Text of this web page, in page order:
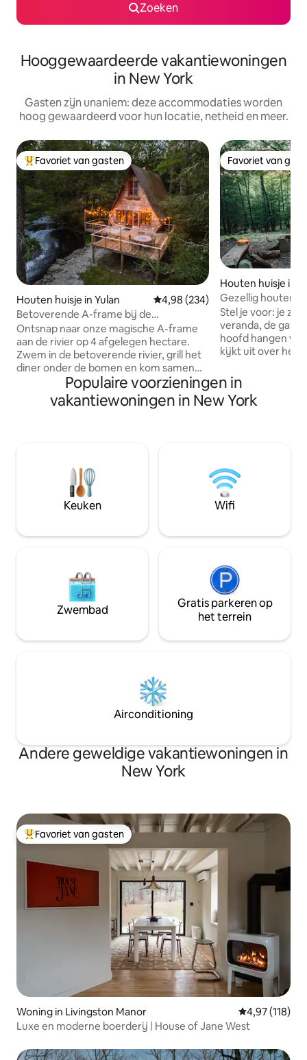
Zoeken
Hooggewaardeerde vakantiewoningen
in New York
Gasten zijn unaniem: deze accommodaties worden
hoog gewaardeerd voor hun locatie, netheid en meer.
Topfavoriet van gasten
Favoriet van gasten
Houten huisje in Yulan Gemiddelde beoordeling van
4,98 (234)
Betoverende A-frame bij de
rivier|Vuurplaats|Magisch bos
Ontsnap naar onze magische A-frame
aan de rivier op 4 afgelegen hectare.
Zwem in de betoverende rivier, grill het
diner onder de bomen en kom samen
rond de vuurplaats onder fonkelende
lichtslingers en een hemel bezaaid met
eindeloze sterren. Bekijk herten,
zoek is naar een rustig toevluchtsoord.
Op enkele minuten van schilderachtige
wandelingen en avonturen op de
Delaware River die diep verbonden zijn
dat je uit een sprookjesboek bent
Favoriet van
Favoriet van
Houten huisje in
n
Gezellig houten
Wandelen +
Stel je voor: je zit
veranda, de
hoofd hangen
kijkt uit over het
ontspannen
torenhoge
bosrijke gebied
grote
dagdroom in de
heldere nacht
hoge bomen
Populaire voorzieningen in
vakantiewoningen in New York
Keuken Wifi
Zwembad
Gratis parkeren op
het terrein
Airconditioning
Andere geweldige vakantiewoningen in
New York
Topfavoriet van gasten
Favoriet van gasten
Woning in Livingston Manor Gemiddelde
4,97 (118)
Luxe en moderne boerderij | House of Jane West